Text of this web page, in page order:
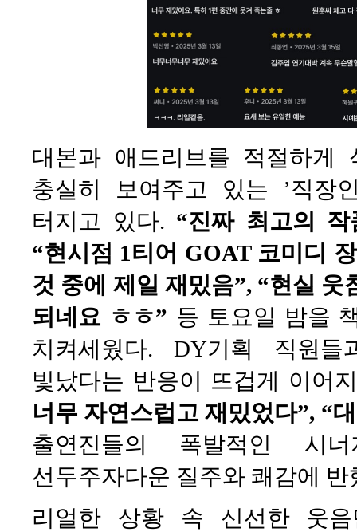
대본과 애드리브를 적절하게
충실히 보여주고 있는 ’직장
터지고 있다. “진짜 최고의
“현시점 1티어 GOAT 코미디
것 중에 제일 재밌음”, “현실
되네요 ㅎㅎ” 등 토요일 밤을
치켜세웠다. DY기획 직원
빛났다는 반응이 뜨겁게 이어
너무 자연스럽고 재밌었다”, “
출연진들의 폭발적인 시
선두주자다운 질주와 쾌감에
리얼한 상황 속 신선한 웃음